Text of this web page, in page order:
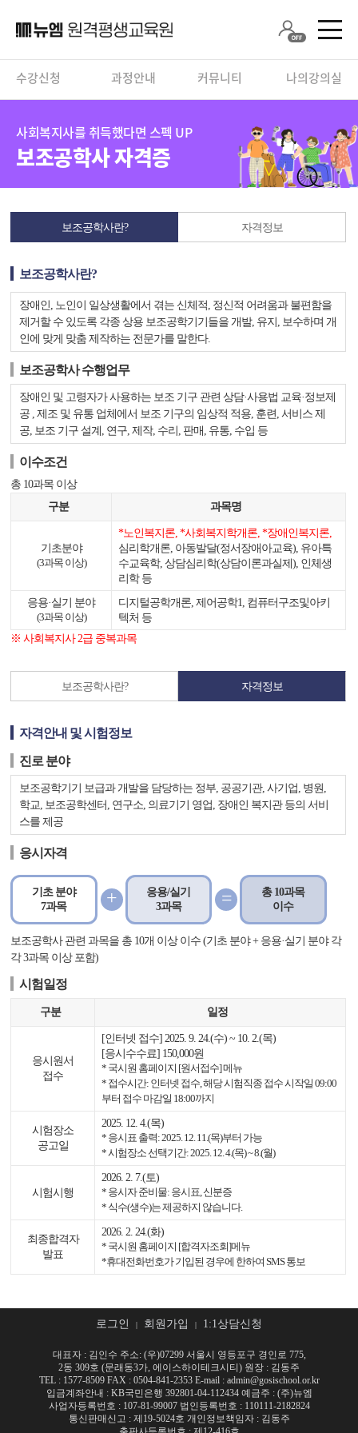
수강신청 과정안내 커뮤니티 나의강의실
사회복지사를 취득했다면 스펙 UP
보조공학사 자격증
보조공학사란? 자격정보
보조공학사란?
장애인, 노인이 일상생활에서 겪는 신체적, 정신적 어려움과 불편함을
제거할 수 있도록 각종 상용 보조공학기기들을 개발, 유지, 보수하며 개
인에 맞게 맞춤 제작하는 전문가를 말한다.
보조공학사 수행업무
장애인 및 고령자가 사용하는 보조 기구 관련 상담·사용법 교육·정보제
공 , 제조 및 유통 업체에서 보조 기구의 임상적 적용, 훈련, 서비스 제
공, 보조 기구 설계, 연구, 제작, 수리, 판매, 유통, 수입 등
이수조건
총 10과목 이상
구분
과목명
기초분야
(3과목 이상)
*노인복지론, *사회복지학개론, *장애인복지론,
심리학개론, 아동발달(정서장애아교육), 유아특
수교육학, 상담심리학(상담이론과실제), 인체생
리학 등
응용·실기 분야
(3과목 이상)
디지털공학개론, 제어공학1, 컴퓨터구조및아키
텍처 등
※ 사회복지사 2급 중복과목
보조공학사란? 자격정보
자격안내 및 시험정보
진로 분야
보조공학기기 보급과 개발을 담당하는 정부, 공공기관, 사기업, 병원,
학교, 보조공학센터, 연구소, 의료기기 영업, 장애인 복지관 등의 서비
스를 제공
응시자격
기초 분야
7과목
+
응용/실기
3과목
=
총 10과목
이수
보조공학사 관련 과목을 총 10개 이상 이수 (기초 분야 + 응용·실기 분야 각
각 3과목 이상 포함)
시험일정
구분 일정
응시원서
접수
[인터넷 접수] 2025. 9. 24.(수) ~ 10. 2.(목)
[응시수수료] 150,000원
* 국시원 홈페이지 [원서접수] 메뉴
* 접수시간: 인터넷 접수, 해당 시험직종 접수 시작일 09:00
부터 접수 마감일 18:00까지
시험장소
공고일
2025. 12. 4.(목)
* 응시표 출력: 2025. 12. 11.(목)부터 가능
* 시험장소 선택기간: 2025. 12. 4.(목) ~ 8.(월)
시험시행
2026. 2. 7.(토)
* 응시자 준비물: 응시표, 신분증
* 식수(생수)는 제공하지 않습니다.
최종합격자
발표
2026. 2. 24.(화)
* 국시원 홈페이지 [합격자조회]메뉴
*휴대전화번호가 기입된 경우에 한하여 SMS 통보
로그인 | 회원가입 | 1:1상담신청
대표자 : 김인수 주소: (우)07299 서울시 영등포구 경인로 775,
2동 309호 (문래동3가, 에이스하이테크시티) 원장 : 김동주
TEL : 1577-8509 FAX : 0504-841-2353 E-mail : admin@gosischool.or.kr
입금계좌안내 : KB국민은행 392801-04-112434 예금주 : (주)뉴엠
사업자등록번호 : 107-81-99007 법인등록번호 : 110111-2182824
통신판매신고 : 제19-5024호 개인정보책임자 : 김동주